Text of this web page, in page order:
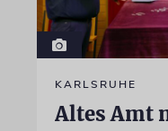
KARLSRUHE
Altes Amt